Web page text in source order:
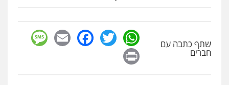
עו"ד ראוף נג'אר
עורכי דין לענייני אסירים
רכוש
שתף כתבה עם
חברים
WhatsApp
Twitter
Facebook
Email